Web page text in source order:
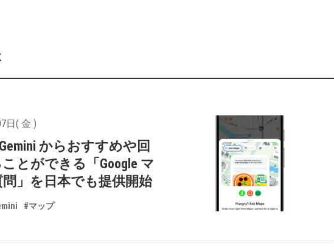
日( 金 )
からおすすめや回
とができる「Google マ
」を日本でも提供開始
#マップ